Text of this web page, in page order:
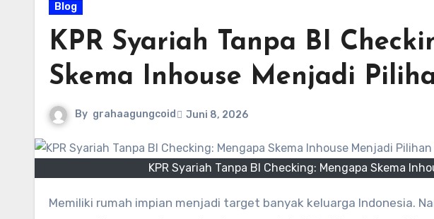
Blog
KPR Syariah Tanpa BI
Skema Inhouse Menjadi
By grahaagungcoid Juni 8, 2026
KPR Syariah Tanpa BI Checking: Mengapa Skema
Memiliki rumah impian menjadi target banyak keluarga Indonesia. Namun, tidak semua calon pembeli dapat